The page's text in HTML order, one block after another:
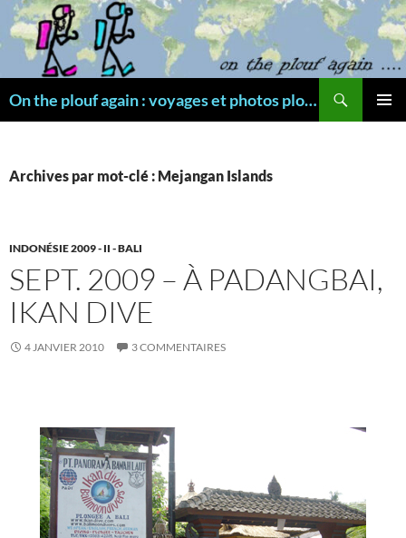
Aller
au
contenu
On the plouf again : voyages et photos plongée
Archives par mot-clé : Mejangan Islands
INDONÉSIE 2009 - II - BALI
SEPT. 2009 – À PADANGBAI,
IKAN DIVE
4 JANVIER 2010 3 COMMENTAIRES